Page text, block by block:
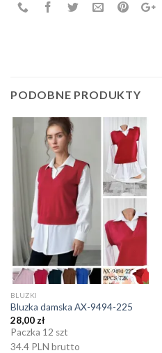
PODOBNE PRODUKTY
BLUZKI
Bluzka damska AX-9494-225
28,00 zł
Paczka 12 szt
34.4 PLN brutto